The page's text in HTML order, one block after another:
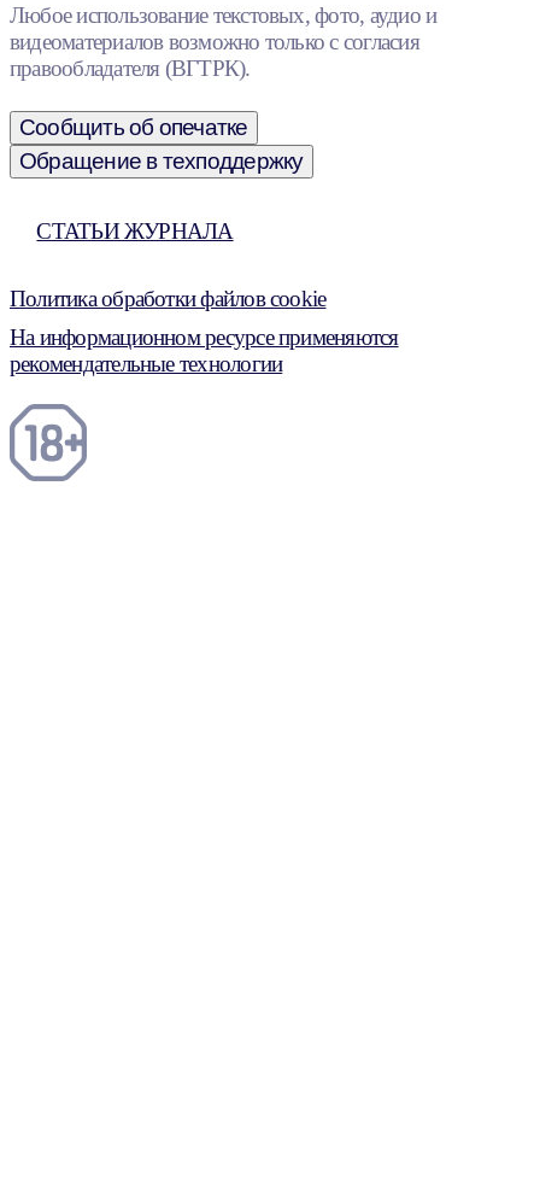
Любое использование текстовых, фото, аудио и
видеоматериалов возможно только с согласия
правообладателя (ВГТРК).
Сообщить об опечатке
Обращение в техподдержку
СТАТЬИ ЖУРНАЛА
Политика обработки файлов cookie
На информационном ресурсе применяются
рекомендательные технологии